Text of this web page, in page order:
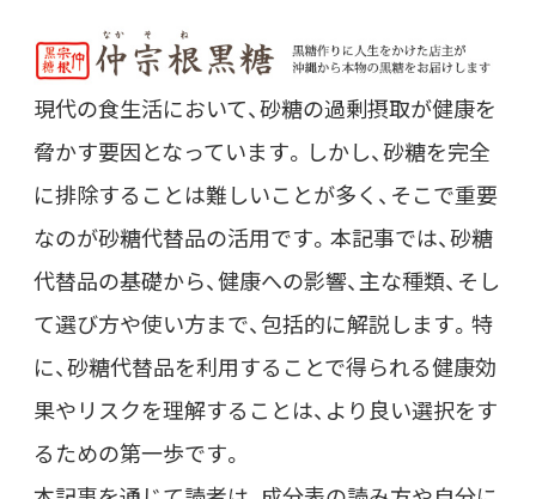
現代の食生活において、砂糖の過剰摂取が健康を
脅かす要因となっています。しかし、砂糖を完全
に排除することは難しいことが多く、そこで重要
なのが砂糖代替品の活用です。本記事では、砂糖
代替品の基礎から、健康への影響、主な種類、そし
て選び方や使い方まで、包括的に解説します。特
に、砂糖代替品を利用することで得られる健康効
果やリスクを理解することは、より良い選択をす
るための第一歩です。